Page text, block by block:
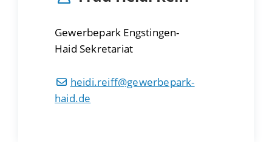
Gewerbepark Engstingen-
Haid Sekretariat
heidi.reiff@gewerbepark-
haid.de